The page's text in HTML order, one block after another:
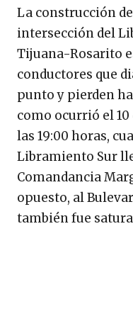
La construcción
intersección del
Tijuana-Rosarito
conductores que
punto y pierden
como ocurrió el
las 19:00 horas,
Libramiento Sur
Comandancia
opuesto, al
también fue